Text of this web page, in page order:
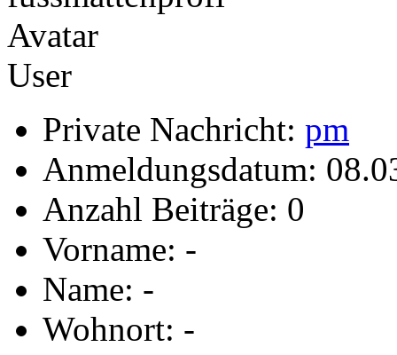
User
Private Nachricht: pm
Anmeldungsdatum:
Anzahl Beiträge: 0
Vorname: -
Name: -
Wohnort: -